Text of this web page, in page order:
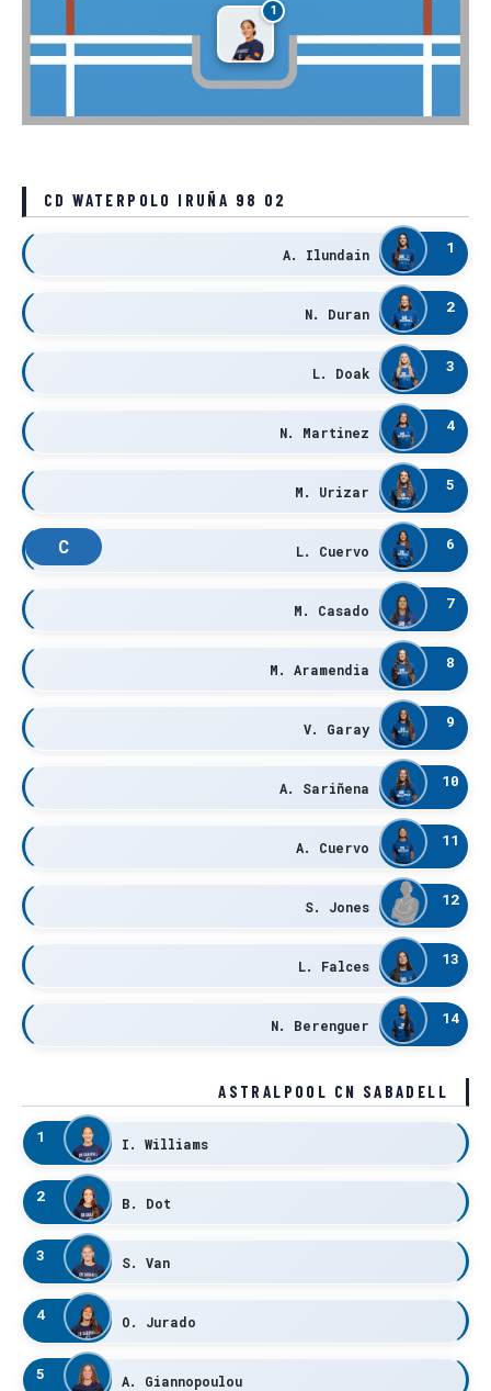
CD WATERPOLO IRUÑA 98 02
A. Ilundain 1
N. Duran 2
L. Doak 3
N. Martinez 4
M. Urizar 5
C L. Cuervo 6
M. Casado 7
M. Aramendia 8
V. Garay 9
A. Sariñena 10
A. Cuervo 11
S. Jones 12
L. Falces 13
N. Berenguer 14
1
ASTRALPOOL CN SABADELL
1 I. Williams
2 B. Dot
3 S. Van
4 O. Jurado
5 A. Giannopoulou